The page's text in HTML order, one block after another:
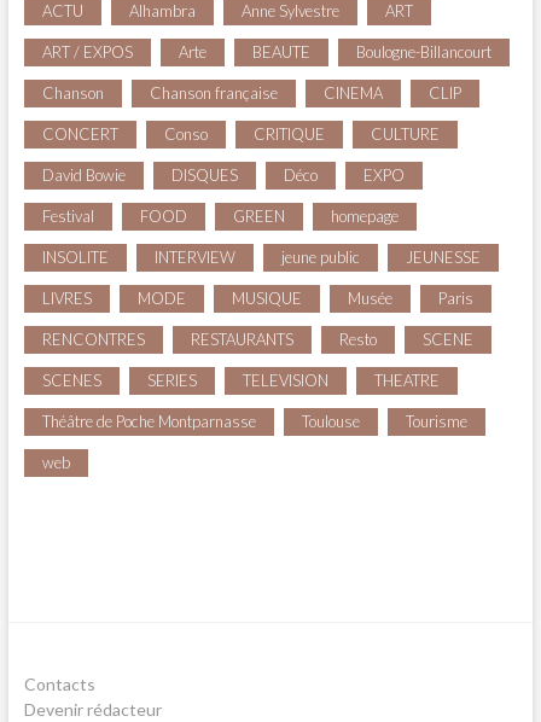
ACTU Alhambra Anne Sylvestre ART
ART / EXPOS Arte BEAUTE Boulogne-Billancourt
Chanson Chanson française CINEMA CLIP
CONCERT Conso CRITIQUE CULTURE
David Bowie DISQUES Déco EXPO
Festival FOOD GREEN homepage
INSOLITE INTERVIEW jeune public JEUNESSE
LIVRES MODE MUSIQUE Musée Paris
RENCONTRES RESTAURANTS Resto SCENE
SCENES SERIES TELEVISION THEATRE
Théâtre de Poche Montparnasse Toulouse Tourisme
web
Contacts
Devenir rédacteur